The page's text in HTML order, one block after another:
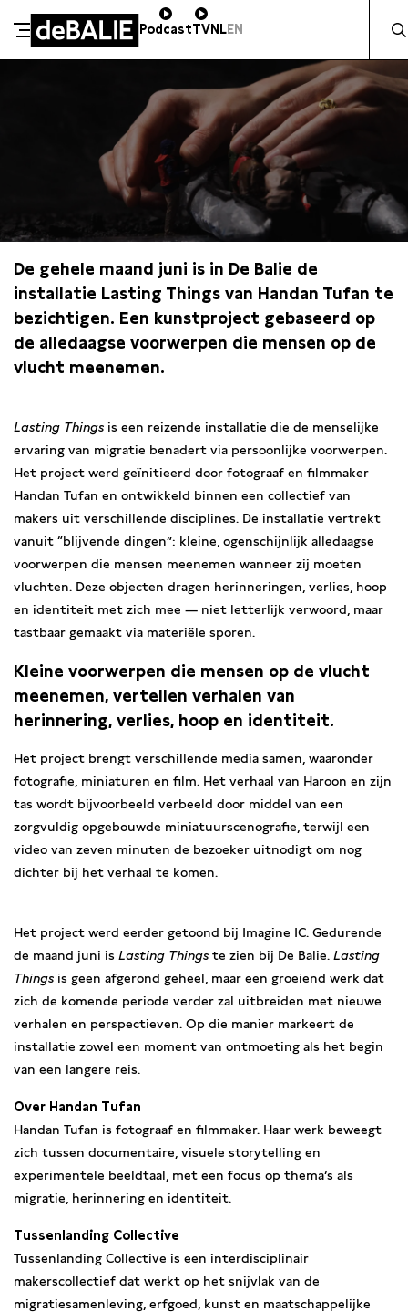
Meteen naar de content
De Balie
PodcastTVNLEN
De gehele maand juni is in De Balie de
installatie Lasting Things van Handan Tufan te
bezichtigen. Een kunstproject gebaseerd op
de alledaagse voorwerpen die mensen op de
vlucht meenemen.
Lasting Things is een reizende installatie die de menselijke
ervaring van migratie benadert via persoonlijke voorwerpen.
Het project werd geïnitieerd door fotograaf en filmmaker
Handan Tufan en ontwikkeld binnen een collectief van
makers uit verschillende disciplines. De installatie vertrekt
vanuit “blijvende dingen”: kleine, ogenschijnlijk alledaagse
voorwerpen die mensen meenemen wanneer zij moeten
vluchten. Deze objecten dragen herinneringen, verlies, hoop
en identiteit met zich mee — niet letterlijk verwoord, maar
tastbaar gemaakt via materiële sporen.
Kleine voorwerpen die mensen op de vlucht
meenemen, vertellen verhalen van
herinnering, verlies, hoop en identiteit.
Het project brengt verschillende media samen, waaronder
fotografie, miniaturen en film. Het verhaal van Haroon en zijn
tas wordt bijvoorbeeld verbeeld door middel van een
zorgvuldig opgebouwde miniatuurscenografie, terwijl een
video van zeven minuten de bezoeker uitnodigt om nog
dichter bij het verhaal te komen.
Het project werd eerder getoond bij Imagine IC. Gedurende
de maand juni is Lasting Things te zien bij De Balie. Lasting
Things is geen afgerond geheel, maar een groeiend werk dat
zich de komende periode verder zal uitbreiden met nieuwe
verhalen en perspectieven. Op die manier markeert de
installatie zowel een moment van ontmoeting als het begin
van een langere reis.
Over Handan Tufan
Handan Tufan is fotograaf en filmmaker. Haar werk beweegt
zich tussen documentaire, visuele storytelling en
experimentele beeldtaal, met een focus op thema’s als
migratie, herinnering en identiteit.
Tussenlanding Collective
Tussenlanding Collective is een interdisciplinair
makerscollectief dat werkt op het snijvlak van de
migratiesamenleving, erfgoed, kunst en maatschappelijke